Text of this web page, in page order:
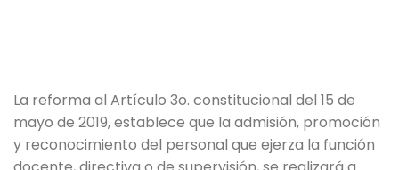
La reforma al Artículo 3o. constitucional del 15 de
mayo de 2019, establece que la admisión, promoción
y reconocimiento del personal que ejerza la función